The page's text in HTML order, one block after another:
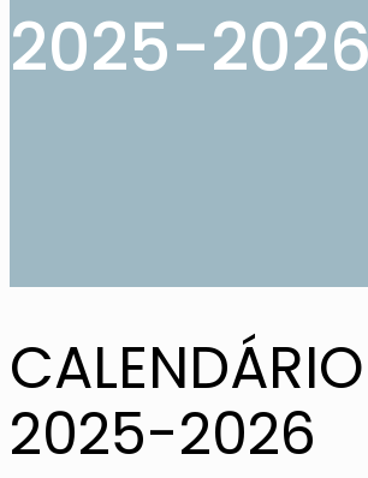
2025-2026
2025-2026